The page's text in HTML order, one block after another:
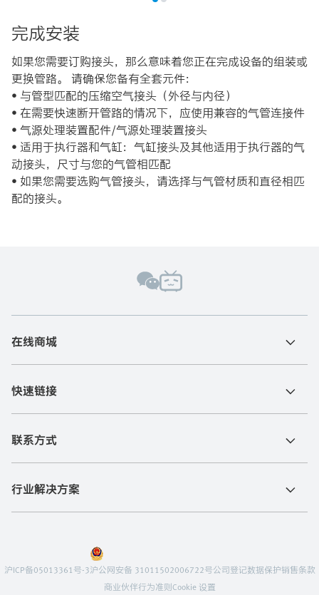
完成安装
如果您需要订购接头，那么意味着您正在完成设备的组装或
更换管路。 请确保您备有全套元件：
• 与管型匹配的压缩空气接头（外径与内径）
• 在需要快速断开管路的情况下，应使用兼容的气管连接件
• 气源处理装置配件/气源处理装置接头
• 适用于执行器和气缸：气缸接头及其他适用于执行器的气
动接头，尺寸与您的气管相匹配
• 如果您需要选购气管接头，请选择与气管材质和直径相匹
配的接头。
在线商城
快速链接
联系方式
行业解决方案
沪ICP备05013361号-3沪公网安备 31011502006722号公司登记数据保护销售条款
商业伙伴行为准则Cookie 设置